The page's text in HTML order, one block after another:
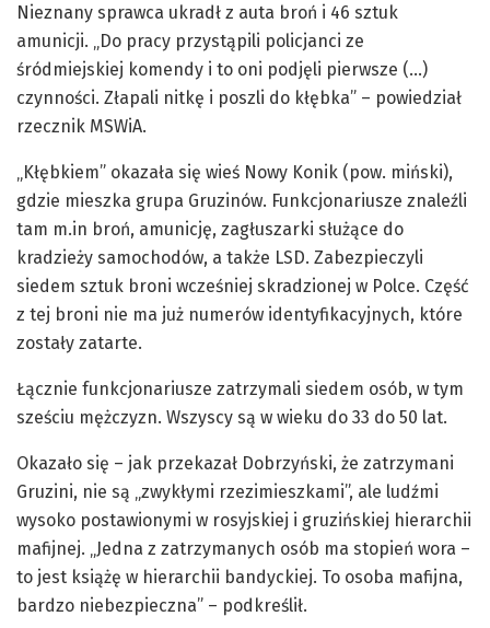
Nieznany sprawca ukradł z auta broń i 46 sztuk
amunicji. „Do pracy przystąpili policjanci ze
śródmiejskiej komendy i to oni podjęli pierwsze (…)
czynności. Złapali nitkę i poszli do kłębka” – powiedział
rzecznik MSWiA.
„Kłębkiem” okazała się wieś Nowy Konik (pow. miński),
gdzie mieszka grupa Gruzinów. Funkcjonariusze znaleźli
tam m.in broń, amunicję, zagłuszarki służące do
kradzieży samochodów, a także LSD. Zabezpieczyli
siedem sztuk broni wcześniej skradzionej w Polce. Część
z tej broni nie ma już numerów identyfikacyjnych, które
zostały zatarte.
Łącznie funkcjonariusze zatrzymali siedem osób, w tym
sześciu mężczyzn. Wszyscy są w wieku do 33 do 50 lat.
Okazało się – jak przekazał Dobrzyński, że zatrzymani
Gruzini, nie są „zwykłymi rzezimieszkami”, ale ludźmi
wysoko postawionymi w rosyjskiej i gruzińskiej hierarchii
mafijnej. „Jedna z zatrzymanych osób ma stopień wora –
to jest książę w hierarchii bandyckiej. To osoba mafijna,
bardzo niebezpieczna” – podkreślił.